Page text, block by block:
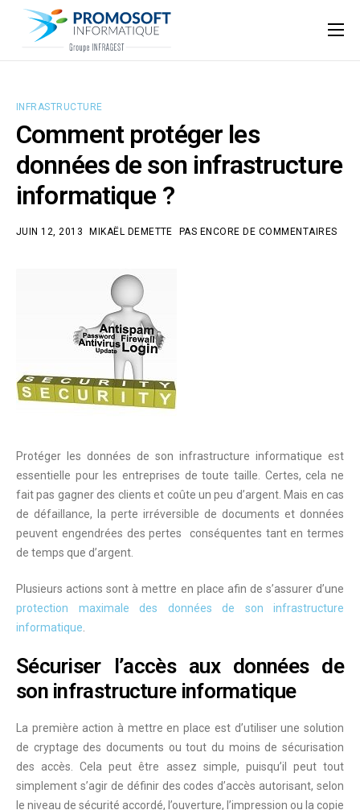
Qui sommes-nous ?
Nos ressources
Support
INFRASTRUCTURE
Comment protéger les
données de son infrastructure
informatique ?
JUIN 12, 2013 MIKAËL DEMETTE PAS ENCORE DE COMMENTAIRES
Protéger les données de son infrastructure informatique est
essentielle pour les entreprises de toute taille. Certes, cela ne
fait pas gagner des clients et coûte un peu d’argent. Mais en cas
de défaillance, la perte irréversible de documents et données
peuvent engendrées des pertes
conséquentes tant en termes
de temps que d’argent.
Plusieurs actions sont à mettre en place afin de s’assurer d’une
protection maximale des données de son infrastructure
informatique
Sécuriser l’accès aux données de
son infrastructure informatique
La première action à mettre en place est d’utiliser une solution
de cryptage des documents ou tout du moins de sécurisation
des accès . Cela peut être assez simple, puisqu’il peut tout
simplement s’agir de définir des codes d’accès autorisant, selon
le niveau de sécurité accordé, l’ouverture, l’impression ou la copie